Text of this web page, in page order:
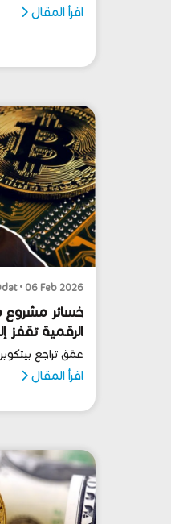
اقرأ المقال
• 06 Feb 2026
خسائر مشروع
الرقمية تقفز إلى 12.4 مليار
عمّق تراجع
اقرأ المقال